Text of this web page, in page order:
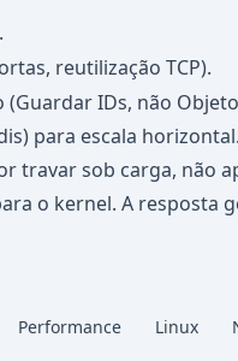
reutilização TCP).
IDs, não
para escala
travar sob carga, não
o kernel. A resposta
Performance Linux